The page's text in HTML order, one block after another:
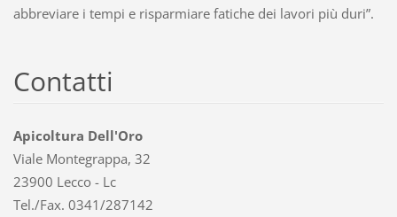
abbreviare i tempi e risparmiare fatiche dei lavori più duri”.
Contatti
Apicoltura Dell'Oro
Viale Montegrappa, 32
23900 Lecco - Lc
Tel./Fax. 0341/287142